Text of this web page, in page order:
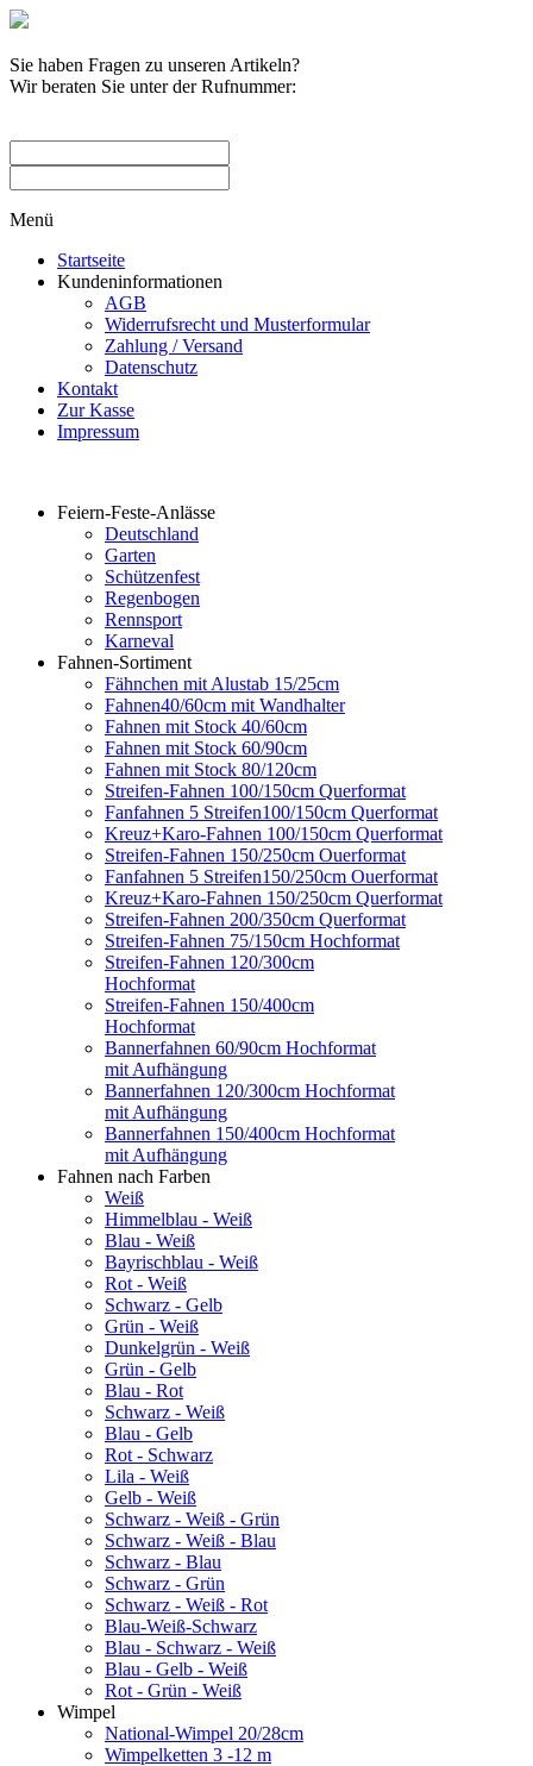
Sie haben Fragen zu unseren Artikeln?
Wir beraten Sie unter der Rufnummer:
Menü
Startseite
Kundeninformationen
AGB
Widerrufsrecht und Musterformular
Zahlung / Versand
Datenschutz
Kontakt
Zur Kasse
Impressum
Feiern-Feste-Anlässe
Deutschland
Garten
Schützenfest
Regenbogen
Rennsport
Karneval
Fahnen-Sortiment
Fähnchen mit Alustab 15/25cm
Fahnen40/60cm mit Wandhalter
Fahnen mit Stock 40/60cm
Fahnen mit Stock 60/90cm
Fahnen mit Stock 80/120cm
Streifen-Fahnen 100/150cm Querformat
Fanfahnen 5 Streifen100/150cm Querformat
Kreuz+Karo-Fahnen 100/150cm Querformat
Streifen-Fahnen 150/250cm Ouerformat
Fanfahnen 5 Streifen150/250cm Ouerformat
Kreuz+Karo-Fahnen 150/250cm Querformat
Streifen-Fahnen 200/350cm Querformat
Streifen-Fahnen 75/150cm Hochformat
Streifen-Fahnen 120/300cm
Hochformat
Streifen-Fahnen 150/400cm
Hochformat
Bannerfahnen 60/90cm Hochformat
mit Aufhängung
Bannerfahnen 120/300cm Hochformat
mit Aufhängung
Bannerfahnen 150/400cm Hochformat
mit Aufhängung
Fahnen nach Farben
Weiß
Himmelblau - Weiß
Blau - Weiß
Bayrischblau - Weiß
Rot - Weiß
Schwarz - Gelb
Grün - Weiß
Dunkelgrün - Weiß
Grün - Gelb
Blau - Rot
Schwarz - Weiß
Blau - Gelb
Rot - Schwarz
Lila - Weiß
Gelb - Weiß
Schwarz - Weiß - Grün
Schwarz - Weiß - Blau
Schwarz - Blau
Schwarz - Grün
Schwarz - Weiß - Rot
Blau-Weiß-Schwarz
Blau - Schwarz - Weiß
Blau - Gelb - Weiß
Rot - Grün - Weiß
Wimpel
National-Wimpel 20/28cm
Wimpelketten 3 -12 m